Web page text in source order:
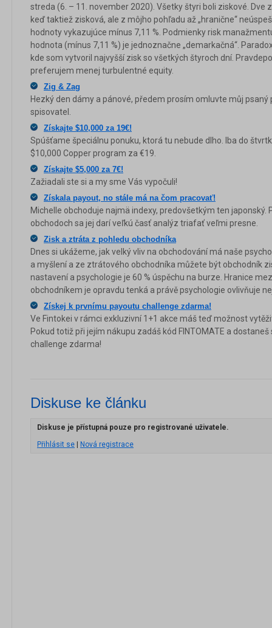
streda (6. – 11. november 2020). Všetky štyri boli ziskové. Dve
keď taktiež zisková, ale z môjho pohľadu až „hranične“
hodnoty vykazujúce mínus 7,11 %. Podmienky risk
hodnota (mínus 7,11 %) je jednoznačne „demarkačná“.
kde som vytvoril najvyšší zisk so všetkých štyroch dní.
preferujem menej turbulentné equity.
Zig & Zag
Hezký den dámy a pánové, předem prosím omluvte můj
spisovatel.
Získajte $10,000 za 19€!
Spúšťame špeciálnu ponuku, ktorá tu nebude dlho. Iba do
$10,000 Copper program za €19.
Získajte $5,000 za 7€!
Zažiadali ste si a my sme Vás vypočuli!
Získala payout, no stále má na čom pracovať!
Michelle obchoduje najmä indexy, predovšetkým ten japonský.
obchodoch sa jej darí veľkú časť analýz triafať veľmi presne.
Zisk a ztráta z pohledu obchodníka
Dnes si ukážeme, jak velký vliv na obchodování má naše
a myšlení a ze ztrátového obchodníka můžete být obchodník
nastavení a psychologie je 60 % úspěchu na burze. Hranice
obchodníkem je opravdu tenká a právě psychologie ovlivňuje
Získej k prvnímu payoutu challenge zdarma!
Ve Fintokei v rámci exkluzivní 1+1 akce máš teď možnost
Pokud totiž při jejím nákupu zadáš kód FINTOMATE a
challenge zdarma!
Diskuse ke článku
Diskuse je přístupná pouze pro registrované uživatele.
Přihlásit se
Nová registrace